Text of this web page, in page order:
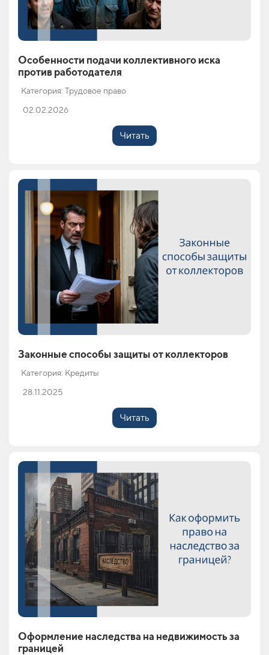
Особенности подачи коллективного иска
против работодателя
Категория: Трудовое право
02.02.2026
Читать
Законные способы защиты от коллекторов
Категория: Кредиты
28.11.2025
Читать
Оформление наследства на недвижимость за
границей